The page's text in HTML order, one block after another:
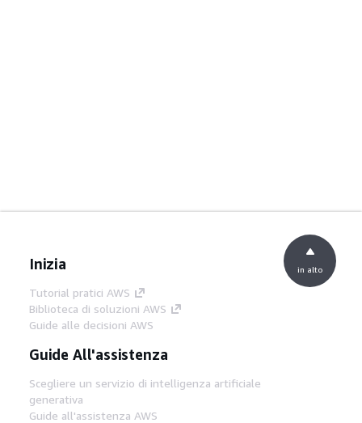
Inizia
Tutorial pratici AWS
Biblioteca di soluzioni AWS
Guide alle decisioni AWS
Guide All'assistenza
Scegliere un servizio di intelligenza artificiale
generativa
Guide all'assistenza AWS
in alto